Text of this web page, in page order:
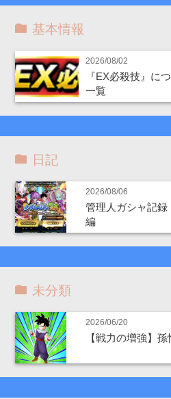
基本情報
2026/08/02
『EX必殺技』に
一覧
日記
2026/08/06
管理人ガシャ記録
編
未分類
2026/06/20
【戦力の増強】